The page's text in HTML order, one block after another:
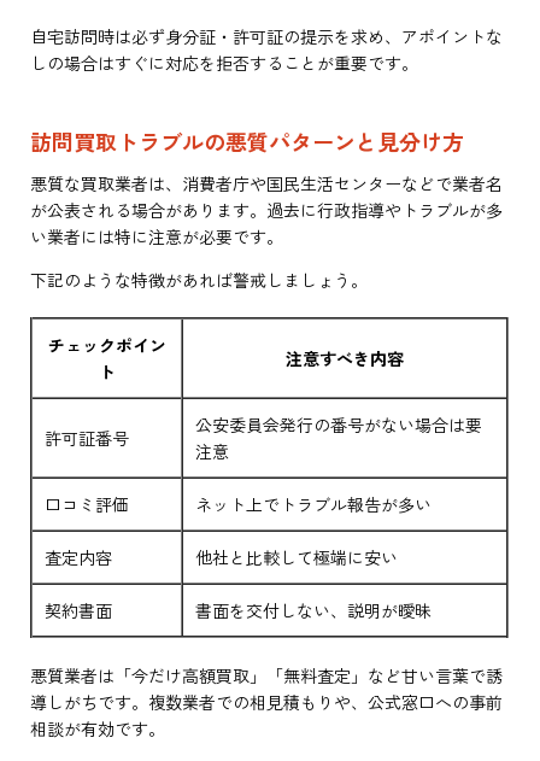
自宅訪問時は必ず身分証・許可証の提示を求め、アポイントな
しの場合はすぐに対応を拒否することが重要です。
訪問買取トラブルの悪質パターンと見分け方
悪質な買取業者は、消費者庁や国民生活センターなどで業者名
が公表される場合があります。過去に行政指導やトラブルが多
い業者には特に注意が必要です。
下記のような特徴があれば警戒しましょう。
チェックポイン
ト
注意すべき内容
許可証番号
公安委員会発行の番号がない場合は要
注意
口コミ評価 ネット上でトラブル報告が多い
査定内容 他社と比較して極端に安い
契約書面 書面を交付しない、説明が曖昧
悪質業者は「今だけ高額買取」「無料査定」など甘い言葉で誘
導しがちです。複数業者での相見積もりや、公式窓口への事前
相談が有効です。